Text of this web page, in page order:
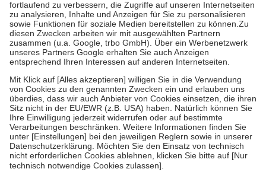
Diese Regeln gelten grundsätzlich auch für Online-Apotheken.
Bei Heilmitteln und häuslicher Krankenpflege beträgt die
Zuzahlung zehn Prozent der Kosten sowie zehn Euro je
Verordnung.
Um das Engagement der Versicherten für ihre eigene Gesundheit zu
stärken und die besondere Stellung der Familie zu unterstützen,
fallenkeine Zuzahlungenan bei:
• Kindern und Jugendlichen bis zum vollendeten 18. Lebensjahr
mit Ausnahme der Fahrkosten
• Untersuchungen zur Vorsorge und Früherkennung, die von der
GKV getragen werden
• empfohlenen Schutzimpfungen
• Harn- und Blutteststreifen